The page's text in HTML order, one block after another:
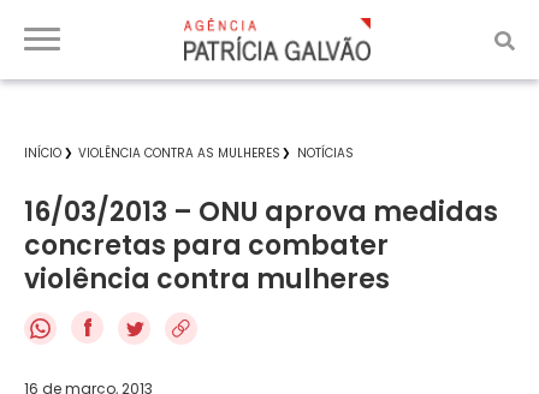
INÍCIO VIOLÊNCIA CONTRA AS MULHERES NOTÍCIAS
16/03/2013 – ONU aprova medidas
concretas para combater
violência contra mulheres
f
16 de março, 2013